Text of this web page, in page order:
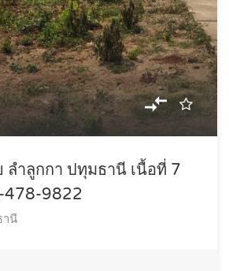
ลำลูกกา ปทุมธานี เนื้อที่ 7
478-9822
านี